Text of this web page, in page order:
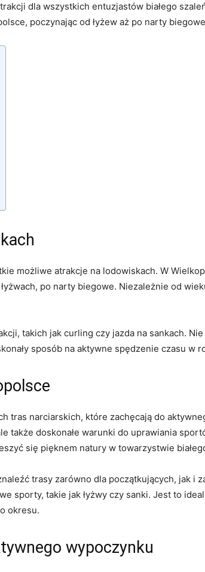
dla wszystkich‌ entuzjastów białego
poczynając ‍od łyżew aż po narty
⁤możliwe atrakcje na lodowiskach. ⁣W
po narty biegowe. Niezależnie od⁢
takich⁤ jak curling czy jazda‍ na sankach.
sposób na aktywne spędzenie czasu w
tras narciarskich, które⁣ zachęcają do
także doskonałe warunki do uprawiania⁤
się pięknem⁢ natury w towarzystwie
trasy zarówno dla początkujących, jak i
sporty,⁤ takie jak łyżwy czy sanki.⁢ Jest to
okresu.
wypoczynku